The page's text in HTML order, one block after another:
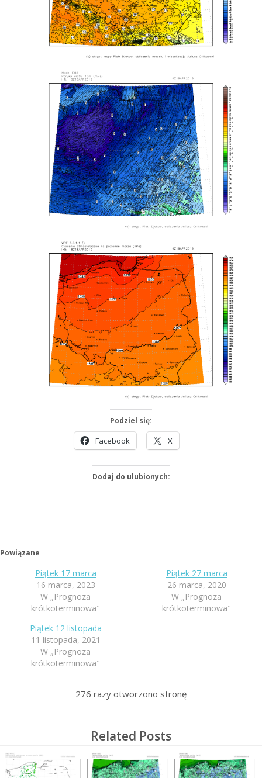
Podziel się:
Facebook X
Dodaj do ulubionych:
Powiązane
Piątek 17 marca
16 marca, 2023
W „Prognoza
krótkoterminowa"
Piątek 27 marca
26 marca, 2020
W „Prognoza
krótkoterminowa"
Piątek 12 listopada
11 listopada, 2021
W „Prognoza
krótkoterminowa"
276 razy otworzono stronę
Related Posts